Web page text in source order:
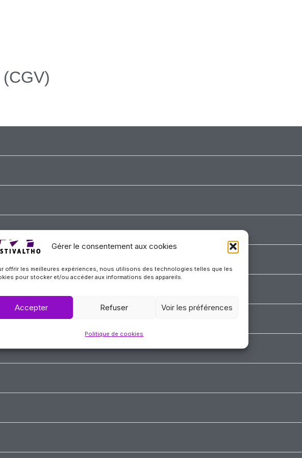
Gérer le consentement aux cookies
offrir les meilleures expériences, nous utilisons des technologies telles que les
pour stocker et/ou accéder aux informations des appareils.
Accepter Refuser Voir les préférences
Politique de cookies